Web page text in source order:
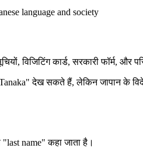
language and society
विजिटिंग कार्ड, सरकारी फॉर्म, और
देख सकते हैं, लेकिन जापान के
name" कहा जाता है।